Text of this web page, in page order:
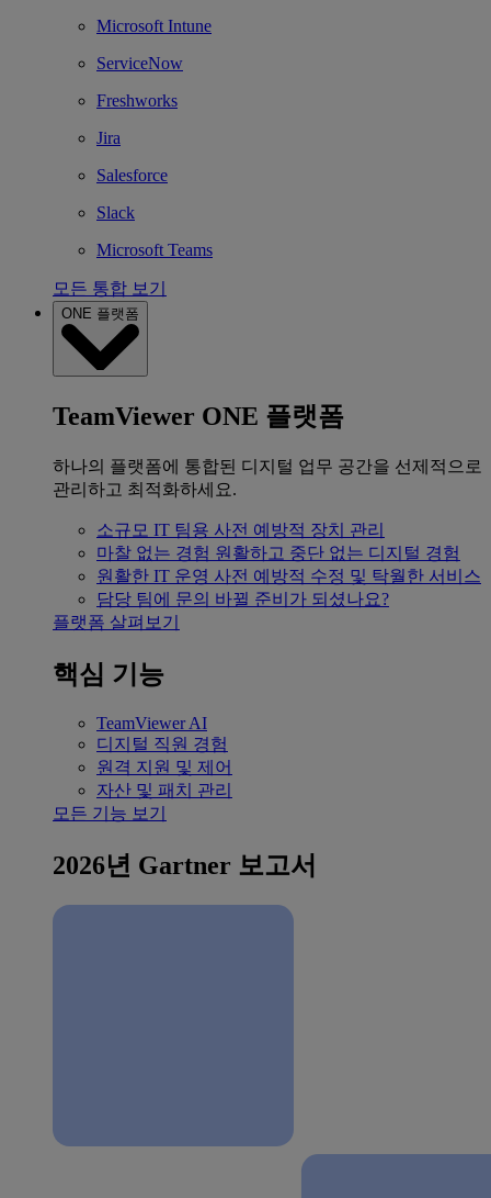
Microsoft Intune
ServiceNow
Freshworks
Jira
Salesforce
Slack
Microsoft Teams
모든 통합 보기
ONE 플랫폼
TeamViewer ONE 플랫폼
하나의 플랫폼에 통합된 디지털 업무 공간을 선제적으로
관리하고 최적화하세요.
소규모 IT 팀용 사전 예방적 장치 관리
마찰 없는 경험 원활하고 중단 없는 디지털 경험
원활한 IT 운영 사전 예방적 수정 및 탁월한 서비스
담당 팀에 문의 바뀔 준비가 되셨나요?
플랫폼 살펴보기
핵심 기능
TeamViewer AI
디지털 직원 경험
원격 지원 및 제어
자산 및 패치 관리
모든 기능 보기
2026년 Gartner 보고서